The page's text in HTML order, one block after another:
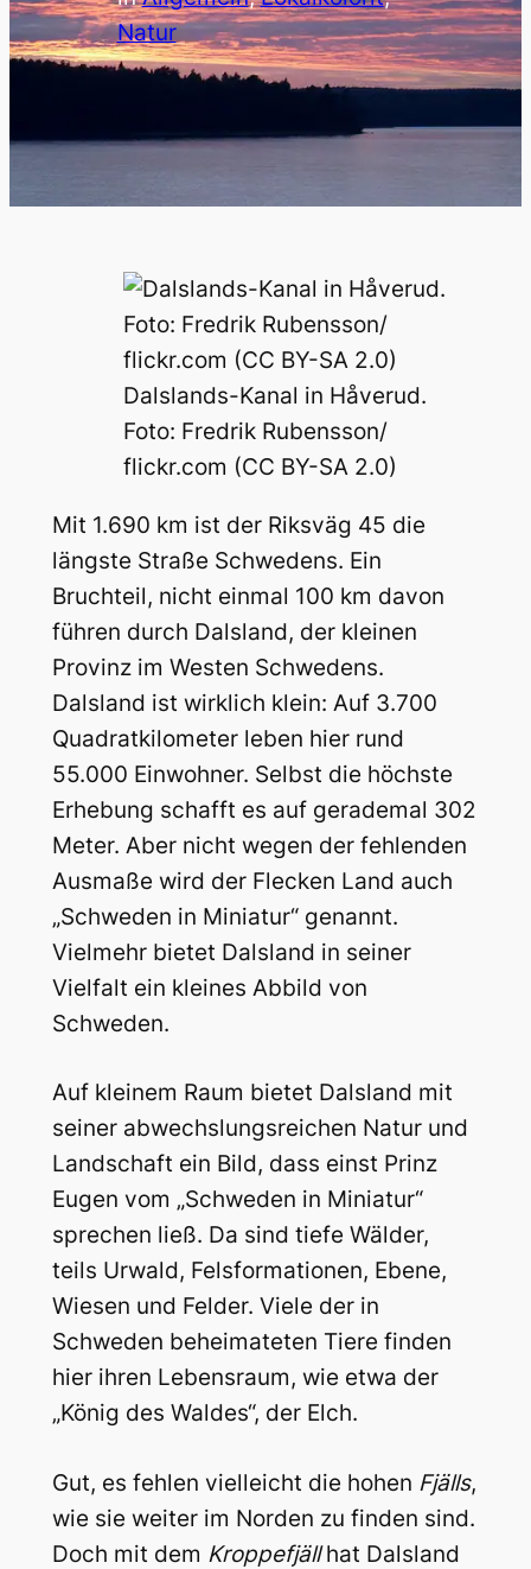
Natur
Dalslands-Kanal in Håverud.
Foto: Fredrik Rubensson/
flickr.com (CC BY-SA 2.0)
Mit 1.690 km ist der Riksväg 45 die
längste Straße Schwedens. Ein
Bruchteil, nicht einmal 100 km davon
führen durch Dalsland, der kleinen
Provinz im Westen Schwedens.
Dalsland ist wirklich klein: Auf 3.700
Quadratkilometer leben hier rund
55.000 Einwohner. Selbst die höchste
Erhebung schafft es auf gerademal 302
Meter. Aber nicht wegen der fehlenden
Ausmaße wird der Flecken Land auch
„Schweden in Miniatur“ genannt.
Vielmehr bietet Dalsland in seiner
Vielfalt ein kleines Abbild von
Schweden.
Auf kleinem Raum bietet Dalsland mit
seiner abwechslungsreichen Natur und
Landschaft ein Bild, dass einst Prinz
Eugen vom „Schweden in Miniatur“
sprechen ließ. Da sind tiefe Wälder,
teils Urwald, Felsformationen, Ebene,
Wiesen und Felder. Viele der in
Schweden beheimateten Tiere finden
hier ihren Lebensraum, wie etwa der
„König des Waldes“, der Elch.
Gut, es fehlen vielleicht die hohen Fjälls,
wie sie weiter im Norden zu finden sind.
Doch mit dem Kroppefjällhat Dalsland